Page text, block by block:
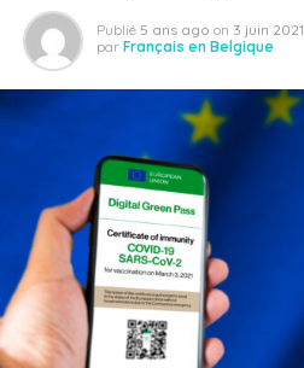
Publié 5 ans ago on 3 juin 2021
par Français en Belgique